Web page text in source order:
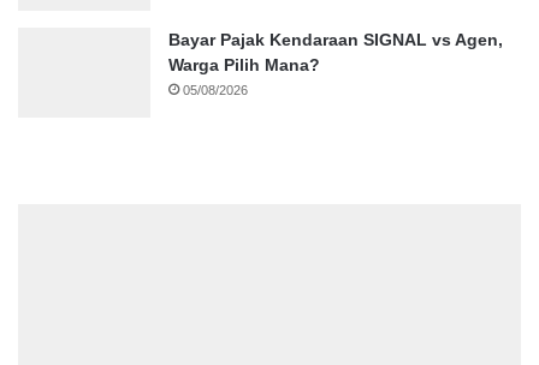
Bayar Pajak Kendaraan SIGNAL vs Agen,
Warga Pilih Mana?
05/08/2026